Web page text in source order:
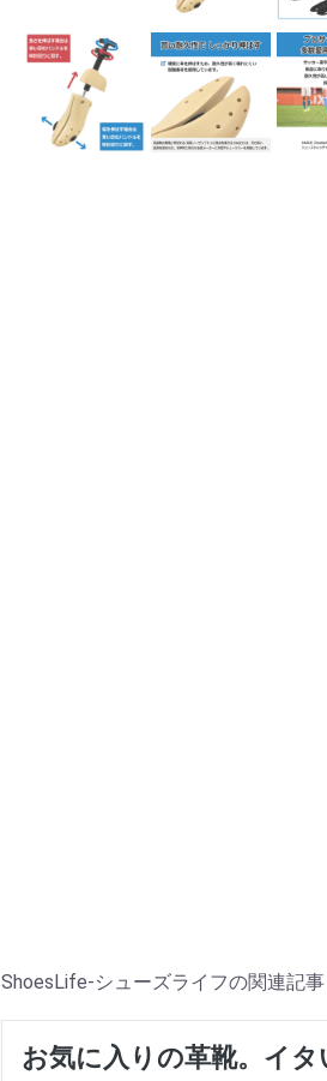
ShoesLife-シューズライフの関連記事
お気に入りの革靴。イ